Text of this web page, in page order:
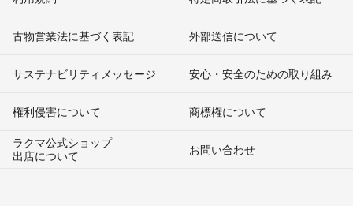
古物営業法に基づく表記 外部送信について
サステナビリティメッセージ 安心・安全のための取り組み
権利侵害について
商標権について
ラクマ公式ショップ
出店について
お問い合わせ